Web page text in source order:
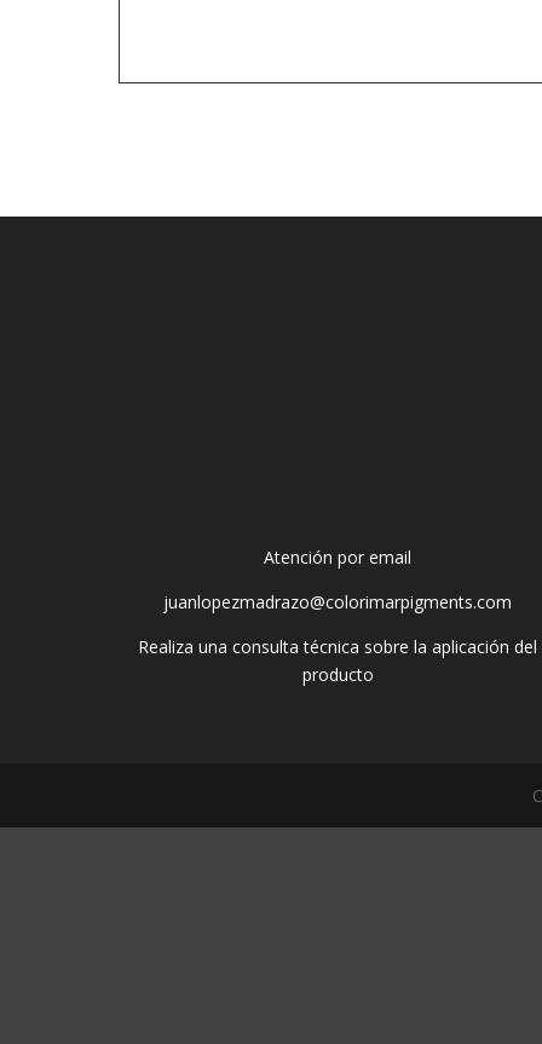
Atención por email
juanlopezmadrazo@colorimarpigments.com
Realiza una consulta técnica sobre la aplicación del
producto